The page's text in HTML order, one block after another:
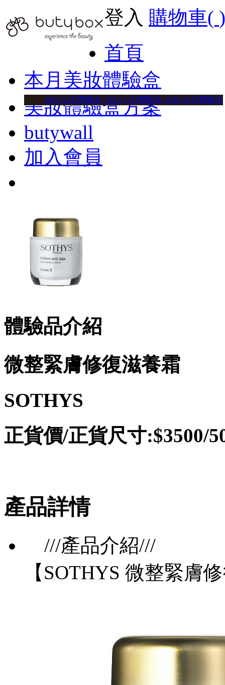
登入 購物車( )
首頁
本月美妝體驗盒
2025/12月體驗盒 2025/11月體驗盒 2025/10月體驗盒
美妝體驗盒方案
butywall
加入會員
體驗品介紹
微整緊膚修復滋養霜
SOTHYS
正貨價/正貨尺寸:$3500/
產品詳情
///產品介紹///
【SOTHYS 微整緊膚